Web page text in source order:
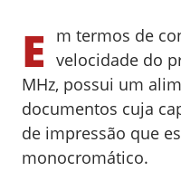
E
m termos de
velocidade do
MHz, possui um
documentos cuja
de impressão que
monocromático.